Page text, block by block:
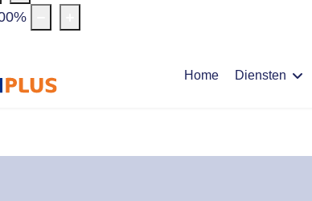
%
Home Diensten